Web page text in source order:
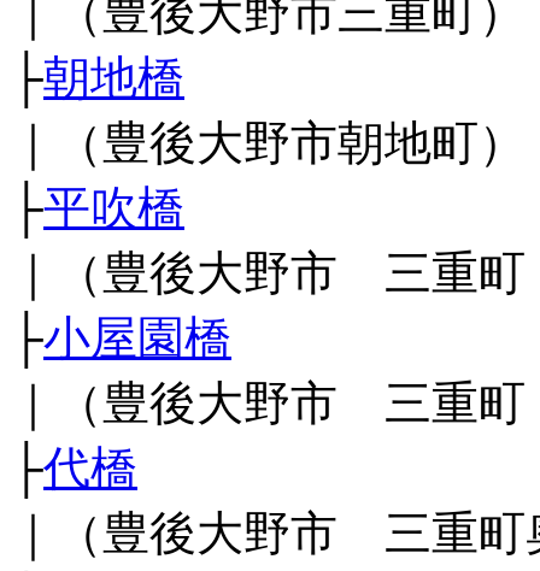
｜（豊後大野市三重町）
├朝地橋
｜（豊後大野市朝地町）
├平吹橋
｜（豊後大野市 三重
├小屋園橋
｜（豊後大野市 三重
├代橋
｜（豊後大野市 三重町